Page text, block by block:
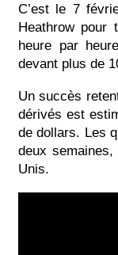
C’est le 7
Heathrow pour
heure par
devant plus de
Un succès
dérivés est
de dollars. Les
deux
Unis.